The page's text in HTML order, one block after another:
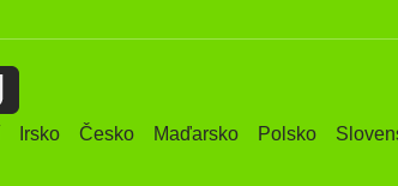
Irsko Česko Maďarsko Polsko